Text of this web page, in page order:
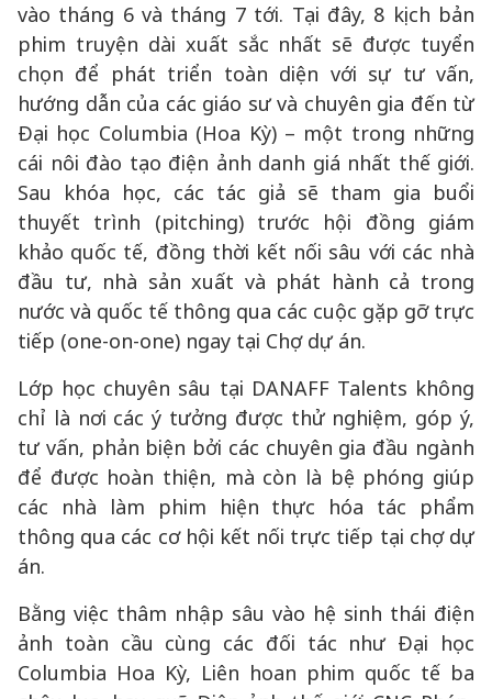
vào tháng 6 và tháng 7 tới. Tại đây, 8 kịch bản
phim truyện dài xuất sắc nhất sẽ được tuyển
chọn để phát triển toàn diện với sự tư vấn,
hướng dẫn của các giáo sư và chuyên gia đến từ
Đại học Columbia (Hoa Kỳ) – một trong những
cái nôi đào tạo điện ảnh danh giá nhất thế giới.
Sau khóa học, các tác giả sẽ tham gia buổi
thuyết trình (pitching) trước hội đồng giám
khảo quốc tế, đồng thời kết nối sâu với các nhà
đầu tư, nhà sản xuất và phát hành cả trong
nước và quốc tế thông qua các cuộc gặp gỡ trực
tiếp (one-on-one) ngay tại Chợ dự án.
Lớp học chuyên sâu tại DANAFF Talents không
chỉ là nơi các ý tưởng được thử nghiệm, góp ý,
tư vấn, phản biện bởi các chuyên gia đầu ngành
để được hoàn thiện, mà còn là bệ phóng giúp
các nhà làm phim hiện thực hóa tác phẩm
thông qua các cơ hội kết nối trực tiếp tại chợ dự
án.
Bằng việc thâm nhập sâu vào hệ sinh thái điện
ảnh toàn cầu cùng các đối tác như Đại học
Columbia Hoa Kỳ, Liên hoan phim quốc tế ba